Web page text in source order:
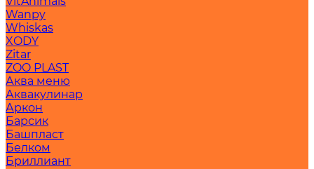
Wanpy
Whiskas
XODY
Zitar
ZOO PLAST
Аква меню
Аквакулинар
Аркон
Барсик
Башпласт
Белком
Бриллиант